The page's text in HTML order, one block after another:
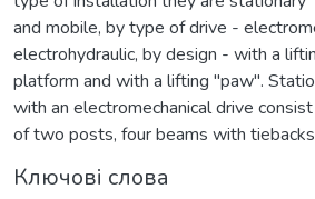
and mobile, by type of drive -
electrohydraulic, by design - with a
platform and with a lifting "paw".
with an electromechanical drive consist
of two posts, four beams with
Ключові слова